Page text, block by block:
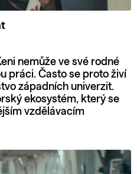
nemůže ve své rodné
práci. Často se proto živí
západních univerzit.
ekosystém, který se
vzdělávacím